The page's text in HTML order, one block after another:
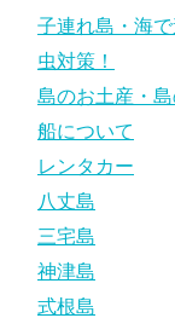
子連れ島・海
虫対策！
島のお土産・
船について
レンタカー
八丈島
三宅島
神津島
式根島